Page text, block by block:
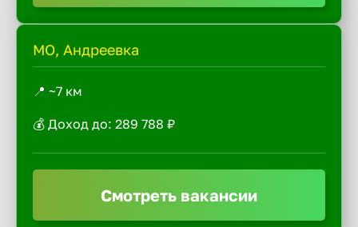
МО, Андреевка
📍 ~7 км
💰 Доход до: 289 788 ₽
Смотреть вакансии